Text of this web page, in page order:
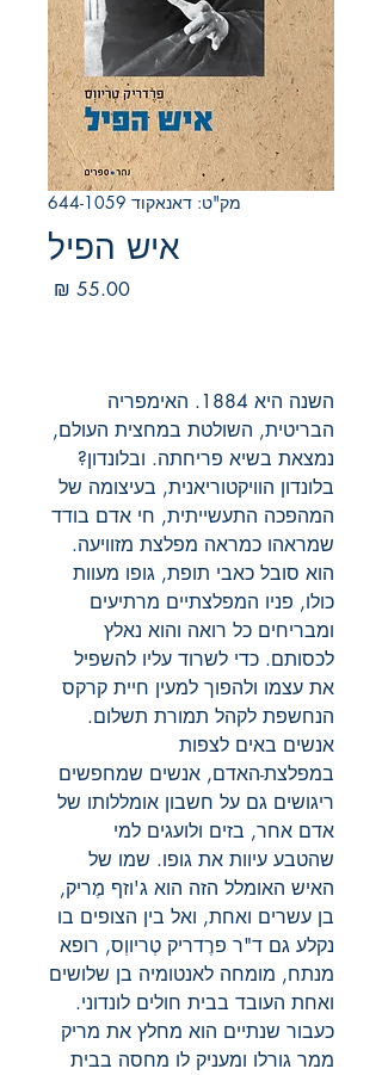
מק"ט: דאנאקוד 644-1059
איש הפיל
השנה היא 1884. האימפריה
הבריטית, השולטת במחצית העולם,
נמצאת בשיא פריחתה. ובלונדון?
בלונדון הוויקטוריאנית, בעיצומה של
המהפכה התעשייתית, חי אדם בודד
שמראהו כמראה מפלצת מזוויעה.
הוא סובל כאבי תופת, גופו מעוות
כולו, פניו המפלצתיים מרתיעים
ומבריחים כל רואה והוא נאלץ
לכסותם. כדי לשרוד עליו להשפיל
את עצמו ולהפוך למעין חיית קרקס
הנחשפת לקהל תמורת תשלום.
אנשים באים לצפות
במפלצת-האדם, אנשים שמחפשים
ריגושים גם על חשבון אומללותו של
אדם אחר, בזים ולועגים למי
שהטבע עיוות את גופו. שמו של
האיש האומלל הזה הוא ג'וזף מֶריק,
בן עשרים ואחת, ואל בין הצופים בו
נקלע גם ד"ר פרֶדריק טְריווְס, רופא
מנתח, מומחה לאנטומיה בן שלושים
ואחת העובד בבית חולים לונדוני.
כעבור שנתיים הוא מחלץ את מריק
ממר גורלו ומעניק לו מחסה בבית